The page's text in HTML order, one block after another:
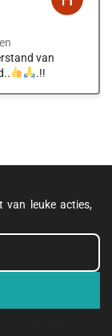
van
.!!
van leuke acties,